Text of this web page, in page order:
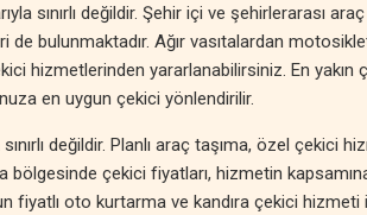
sınırlı değildir. Şehir içi ve şehirlerarası
bulunmaktadır. Ağır vasıtalardan
hizmetlerinden yararlanabilirsiniz. En yakın
en uygun çekici yönlendirilir.
değildir. Planlı araç taşıma, özel çekici
bölgesinde çekici fiyatları, hizmetin
oto kurtarma ve kandıra çekici hizmeti